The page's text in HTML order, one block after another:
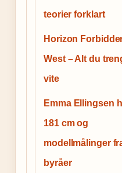
teorier forklart
Horizon
West – Alt du
vite
Emma Ellingsen
181 cm og
modellmålinger
byråer